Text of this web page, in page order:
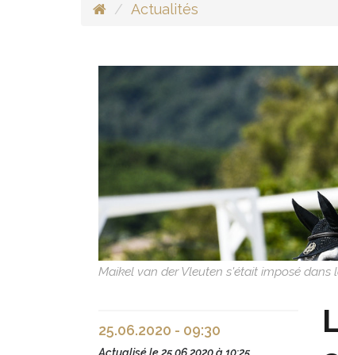
Actualités
Maikel van der Vleuten s'était imposé
25.06.2020 - 09:30